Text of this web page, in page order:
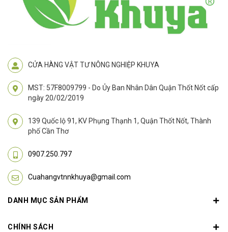
CỬA HÀNG VẬT TƯ NÔNG NGHIỆP KHUYA
MST: 57F8009799 - Do Ủy Ban Nhân Dân Quận Thốt Nốt cấp
ngày 20/02/2019
139 Quốc lộ 91, KV Phụng Thạnh 1, Quận Thốt Nốt, Thành
phố Cần Thơ
0907.250.797
Cuahangvtnnkhuya@gmail.com
DANH MỤC SẢN PHẨM
CHÍNH SÁCH